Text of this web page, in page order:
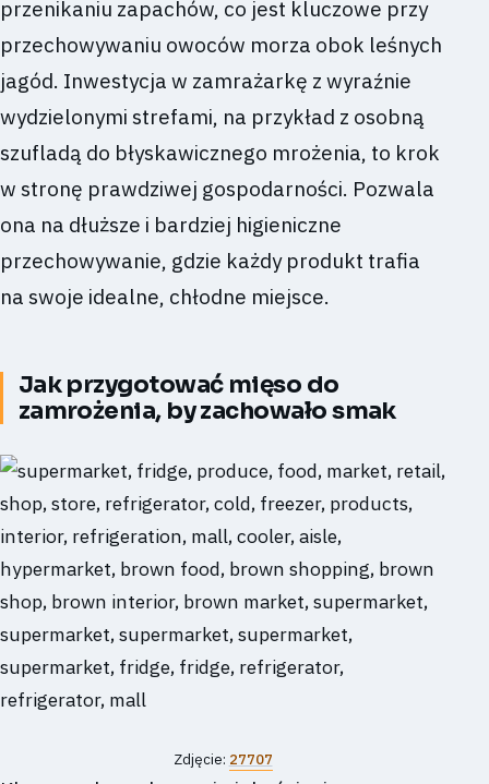
przenikaniu zapachów, co jest kluczowe przy
przechowywaniu owoców morza obok leśnych
jagód. Inwestycja w zamrażarkę z wyraźnie
wydzielonymi strefami, na przykład z osobną
szufladą do błyskawicznego mrożenia, to krok
w stronę prawdziwej gospodarności. Pozwala
ona na dłuższe i bardziej higieniczne
przechowywanie, gdzie każdy produkt trafia
na swoje idealne, chłodne miejsce.
Jak przygotować mięso do
zamrożenia, by zachowało smak
Zdjęcie: 27707